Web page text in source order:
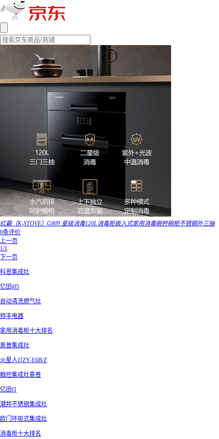
红霸（K-STOVE）G809 星级消毒120L消毒柜嵌入式家用消毒碗杯碗柜不锈钢外三抽
0条评价
上一页
1/1
下一页
科恩集成灶
亿田j05
自动清洗燃气灶
帅丰电器
家用消毒柜十大排名
奥普集成灶
火星人JJZY-E6B/Z
触控集成灶豪普
亿田f1
潮邦不锈钢集成灶
欧门环吸式集成灶
消毒柜十大排名